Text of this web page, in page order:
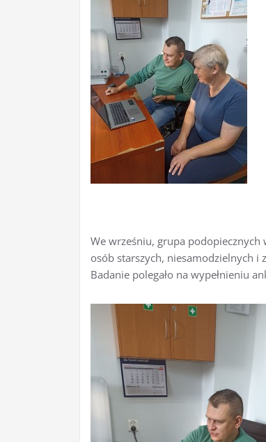
We wrześniu, grupa podopiecznych
osób starszych, niesamodzielnych i
Badanie polegało na wypełnieniu